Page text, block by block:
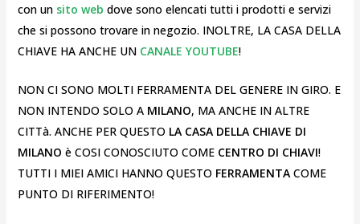
con un sito web dove sono elencati tutti i prodotti e servizi
che si possono trovare in negozio. INOLTRE, LA CASA DELLA
CHIAVE HA ANCHE UNCANALE YOUTUBE!
NON CI SONO MOLTI FERRAMENTA DEL GENERE IN GIRO. E
NON INTENDO SOLO A MILANO, MA ANCHE IN ALTRE
CITTà. ANCHE PER QUESTO LA CASA DELLA CHIAVE DI
MILANO è COSI CONOSCIUTO COME CENTRO DI CHIAVI!
TUTTI I MIEI AMICI HANNO QUESTO FERRAMENTA COME
PUNTO DI RIFERIMENTO!